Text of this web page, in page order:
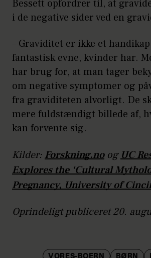
Bessett opfordrer til, at
i de negative sider ved en
– Graviditet er ikke et
fantastisk evne, kvinder har.
har brug for, at man tager
om negative symptomer og
fra graviditeten alvorligt. De
mere fuldstændigt billede af,
kan forvente sig.
Kilder:Forskning.noogUC
Explores the ‘Cultural
Pregnancy, University of
Oprindeligt publiceret 20.